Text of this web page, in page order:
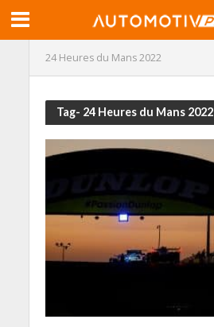
24 Heures du Mans 2022
Tag- 24 Heures du Mans 2022